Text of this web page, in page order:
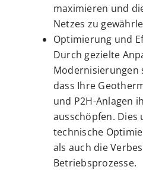
maximieren und
Netzes zu
Optimierung und
Durch gezielte
Modernisierungen
dass Ihre
und P2H-Anlagen
ausschöpfen. Dies
technische
als auch die
Betriebsprozesse.